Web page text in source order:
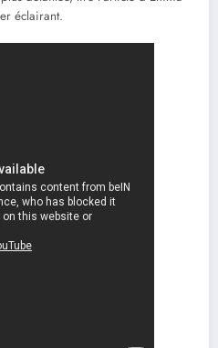
éclairant.